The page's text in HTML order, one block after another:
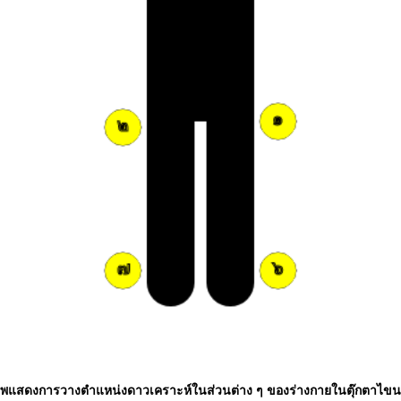
แสดงการวางตำแหน่งดาวเคราะห์ในส่วนต่าง ๆ ของร่างกายในตุ๊กตาไข